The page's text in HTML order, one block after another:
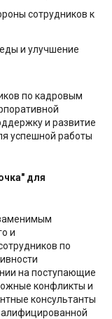
сотрудников к
и улучшение
по кадровым
и развитие
успешной работы
для
и
по
на поступающие
конфликты и
консультанты